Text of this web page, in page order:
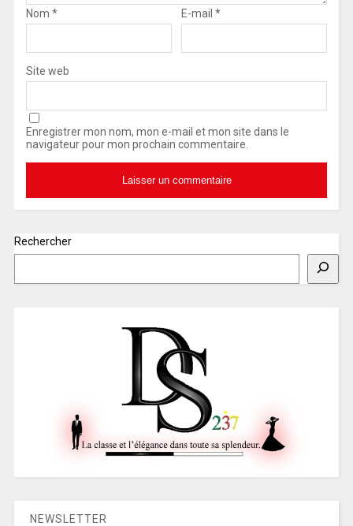
Nom * E-mail *
Site web
Enregistrer mon nom, mon e-mail et mon site dans le
navigateur pour mon prochain commentaire.
Rechercher
NEWSLETTER